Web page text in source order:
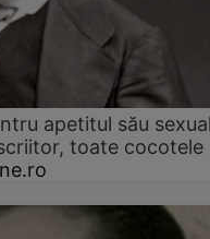
apetitul său
toate cocotele